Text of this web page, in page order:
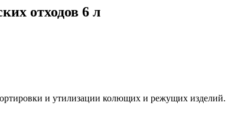
отходов 6 л
и утилизации колющих и режущих изделий.